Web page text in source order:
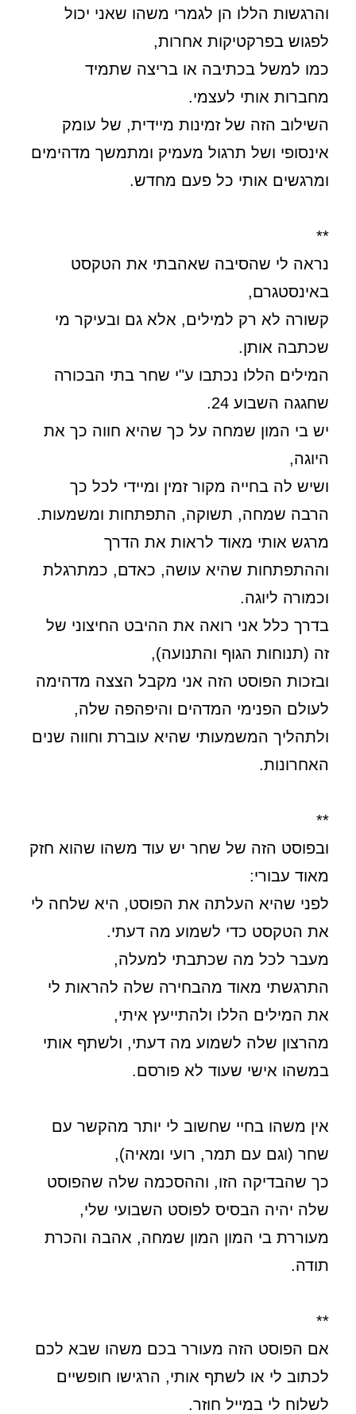
והרגשות הללו הן לגמרי משהו שאני יכול
לפגוש בפרקטיקות אחרות,
כמו למשל בכתיבה או בריצה שתמיד
מחברות אותי לעצמי.
השילוב הזה של זמינות מיידית, של עומק
אינסופי ושל תרגול מעמיק ומתמשך מדהימים
ומרגשים אותי כל פעם מחדש.
**
נראה לי שהסיבה שאהבתי את הטקסט
באינסטגרם,
קשורה לא רק למילים, אלא גם ובעיקר מי
שכתבה אותן.
המילים הללו נכתבו ע"י שחר בתי הבכורה
שחגגה השבוע 24.
יש בי המון שמחה על כך שהיא חווה כך את
היוגה,
ושיש לה בחייה מקור זמין ומיידי לכל כך
הרבה שמחה, תשוקה, התפתחות ומשמעות.
מרגש אותי מאוד לראות את הדרך
וההתפתחות שהיא עושה, כאדם, כמתרגלת
וכמורה ליוגה.
בדרך כלל אני רואה את ההיבט החיצוני של
זה (תנוחות הגוף והתנועה),
ובזכות הפוסט הזה אני מקבל הצצה מדהימה
לעולם הפנימי המדהים והיפהפה שלה,
ולתהליך המשמעותי שהיא עוברת וחווה שנים
האחרונות.
**
ובפוסט הזה של שחר יש עוד משהו שהוא חזק
מאוד עבורי:
לפני שהיא העלתה את הפוסט, היא שלחה לי
את הטקסט כדי לשמוע מה דעתי.
מעבר לכל מה שכתבתי למעלה,
התרגשתי מאוד מהבחירה שלה להראות לי
את המילים הללו ולהתייעץ איתי,
מהרצון שלה לשמוע מה דעתי, ולשתף אותי
במשהו אישי שעוד לא פורסם.
אין משהו בחיי שחשוב לי יותר מהקשר עם
שחר (וגם עם תמר, רועי ומאיה),
כך שהבדיקה הזו, וההסכמה שלה שהפוסט
שלה יהיה הבסיס לפוסט השבועי שלי,
מעוררת בי המון המון שמחה, אהבה והכרת
תודה.
**
אם הפוסט הזה מעורר בכם משהו שבא לכם
לכתוב לי או לשתף אותי, הרגישו חופשיים
לשלוח לי במייל חוזר.